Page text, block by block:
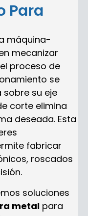
Para
máquina-
mecanizar
proceso de
se
sobre su eje
corte elimina
deseada. Esta
fabricar
roscados
soluciones
metal para